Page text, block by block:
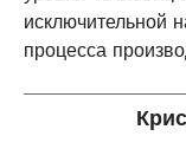
исключительной
процесса